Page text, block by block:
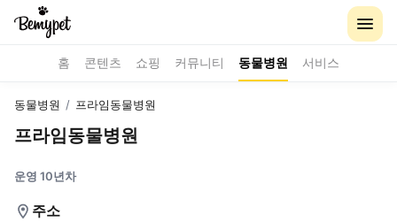
홈 콘텐츠 쇼핑 커뮤니티 동물병원 서비스
동물병원 / 프라임동물병원
프라임동물병원
운영 10년차
주소